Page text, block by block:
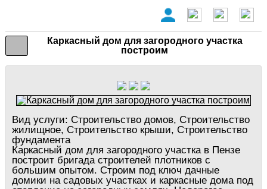
Каркасный дом для загородного участка
построим
Вид услуги: Строительство домов, Строительство
жилищное, Строительство крыши, Строительство
фундамента
Каркасный дом для загородного участка в Пензе
построит бригада строителей плотников с
большим опытом. Строим под ключ дачные
домики на садовых участках и каркасные дома под